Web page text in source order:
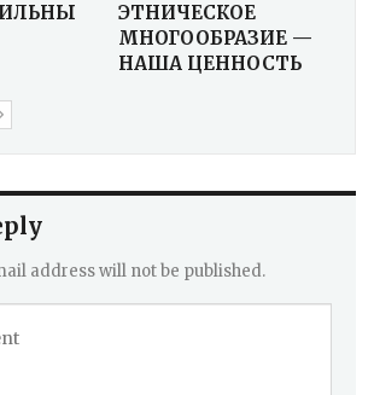
ЭТНИЧЕСКОЕ
МНОГООБРАЗИЕ —
НАША ЦЕННОСТЬ
address will not be published.